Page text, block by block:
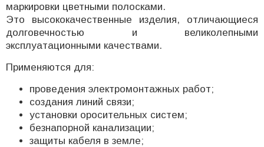
маркировки цветными полосками.
Это высококачественные изделия, отличающиеся
долговечностью и великолепными
эксплуатационными качествами.
Применяются для:
проведения электромонтажных работ;
создания линий связи;
установки оросительных систем;
безнапорной канализации;
защиты кабеля в земле;